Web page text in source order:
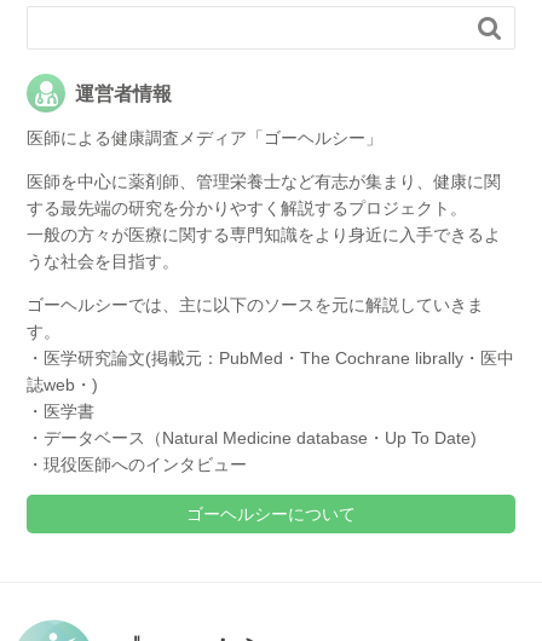

運営者情報
医師による健康調査メディア「ゴーヘルシー」
医師を中心に薬剤師、管理栄養士など有志が集まり、健康に関
する最先端の研究を分かりやすく解説するプロジェクト。
一般の方々が医療に関する専門知識をより身近に入手できるよ
うな社会を目指す。
ゴーヘルシーでは、主に以下のソースを元に解説していきま
す。
・医学研究論文(掲載元：PubMed・The Cochrane librally・医中
誌web・)
・医学書
・データベース（Natural Medicine database・Up To Date)
・現役医師へのインタビュー
ゴーヘルシーについて